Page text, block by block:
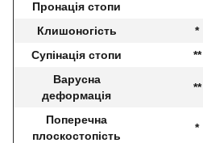
Пронація стопи
Клишоногість
*
Супінація стопи
**
Варусна
деформація
**
Поперечна
плоскостопість
*